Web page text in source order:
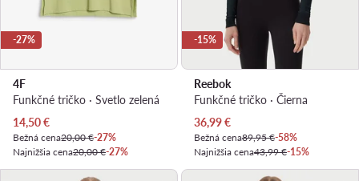
-27%
4F
Funkčné tričko · Svetlo zelená
Aktuálna cena
14,50€
Bežná cena20,00 €-27%
Najnižšia cena20,00 €-27%
-15%
Reebok
Funkčné tričko · Čierna
Aktuálna cena
36,99€
Bežná cena89,95 €-58%
Najnižšia cena43,99 €-15%